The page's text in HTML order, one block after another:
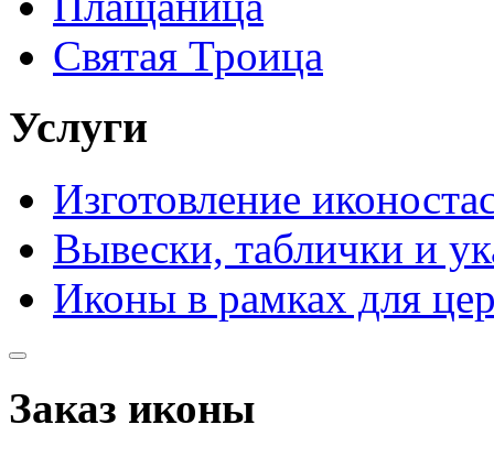
Святая Троица
Услуги
Изготовление
Вывески, таблички и
Иконы в рамках для
Заказ иконы